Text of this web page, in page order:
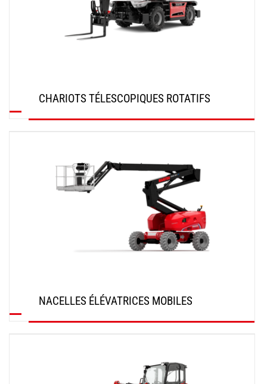
CHARIOTS TÉLESCOPIQUES ROTATIFS
NACELLES ÉLÉVATRICES MOBILES